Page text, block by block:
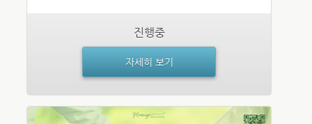
진행중
자세히 보기